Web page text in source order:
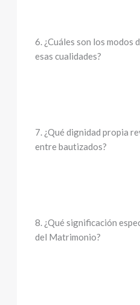
6. ¿Cuáles son los modos
esas cualidades?
7. ¿Qué dignidad propia
entre bautizados?
8. ¿Qué significación
del Matrimonio?